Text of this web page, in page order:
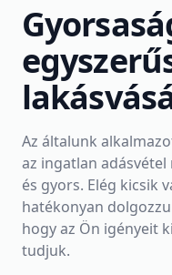
Az általunk
az ingatlan
és gyors. Elég kicsik
hatékonyan
hogy az Ön igényeit
tudjuk.